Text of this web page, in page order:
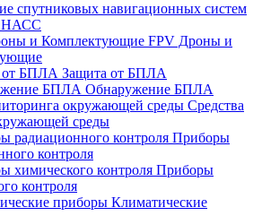
спутниковых навигационных систем
FPV Дроны и
Защита от БПЛА
Обнаружение БПЛА
Средства
среды
Приборы
контроля
Приборы
контроля
Климатические